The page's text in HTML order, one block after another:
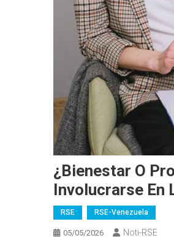
¿Bienestar O
Involucrarse En
RSE RSE-Venezuela
05/05/2026 Noti-RSE